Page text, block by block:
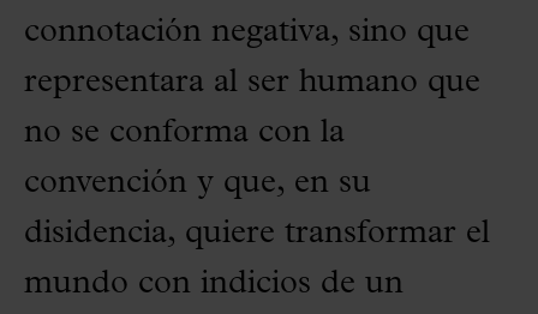
connotación negativa, sino que
representara al ser humano que
no se conforma con la
convención y que, en su
disidencia, quiere transformar el
mundo con indicios de un